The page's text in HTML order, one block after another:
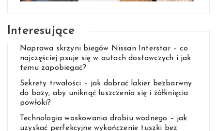
Interesujące
Naprawa skrzyni biegów Nissan Interstar – co
najczęściej psuje się w autach dostawczych i jak
temu zapobiegać?
Sekrety trwałości – jak dobrać lakier bezbarwny
do bazy, aby uniknąć łuszczenia się i żółknięcia
powłoki?
Technologia woskowania drobiu wodnego – jak
uzyskać perfekcyjne wykończenie tuszki bez